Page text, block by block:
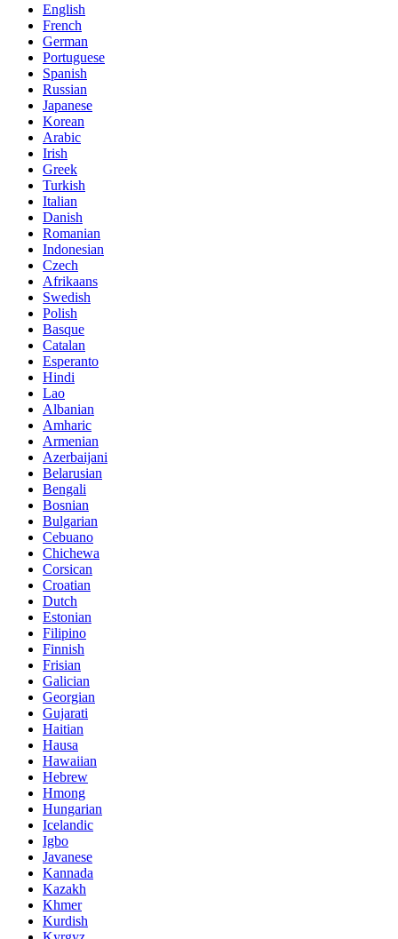
English
French
German
Portuguese
Spanish
Russian
Japanese
Korean
Arabic
Irish
Greek
Turkish
Italian
Danish
Romanian
Indonesian
Czech
Afrikaans
Swedish
Polish
Basque
Catalan
Esperanto
Hindi
Lao
Albanian
Amharic
Armenian
Azerbaijani
Belarusian
Bengali
Bosnian
Bulgarian
Cebuano
Chichewa
Corsican
Croatian
Dutch
Estonian
Filipino
Finnish
Frisian
Galician
Georgian
Gujarati
Haitian
Hausa
Hawaiian
Hebrew
Hmong
Hungarian
Icelandic
Igbo
Javanese
Kannada
Kazakh
Khmer
Kurdish